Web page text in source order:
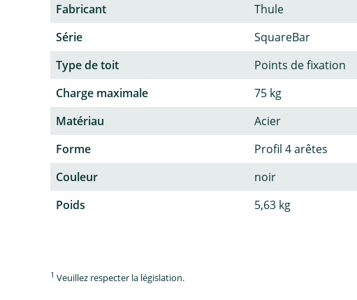
Fabricant
Thule
Série
SquareBar
Type de toit
Points de fixation
Charge maximale
75 kg
Matériau
Acier
Forme
Profil 4 arêtes
Couleur
noir
Poids
5,63 kg
1 Veuillez respecter la législation.